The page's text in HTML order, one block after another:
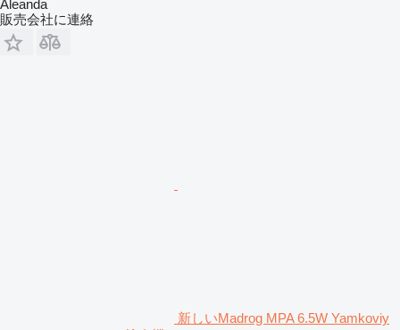
Aleanda
販売会社に連絡
新しいMadrog MPA 6.5W Yamkoviy